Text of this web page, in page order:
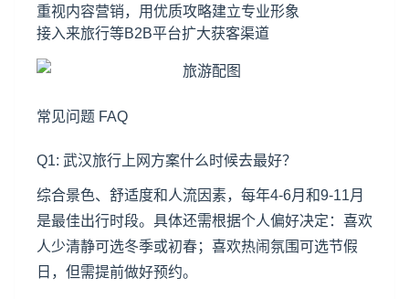
重视内容营销，用优质攻略建立专业形象
接入来旅行等B2B平台扩大获客渠道
常见问题 FAQ
Q1: 武汉旅行上网方案什么时候去最好？
综合景色、舒适度和人流因素，每年4-6月和9-11月
是最佳出行时段。具体还需根据个人偏好决定：喜欢
人少清静可选冬季或初春；喜欢热闹氛围可选节假
日，但需提前做好预约。